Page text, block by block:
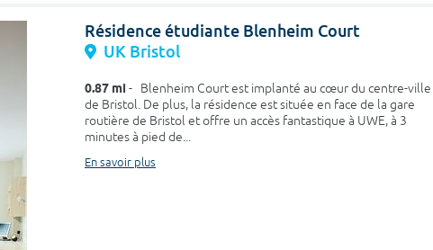
Résidence étudiante Blenheim Court
UK Bristol
0.87 mi - Blenheim Court est implanté au cœur du centre-ville
de Bristol. De plus, la résidence est située en face de la gare
routière de Bristol et offre un accès fantastique à UWE, à 3
minutes à pied de...
En savoir plus